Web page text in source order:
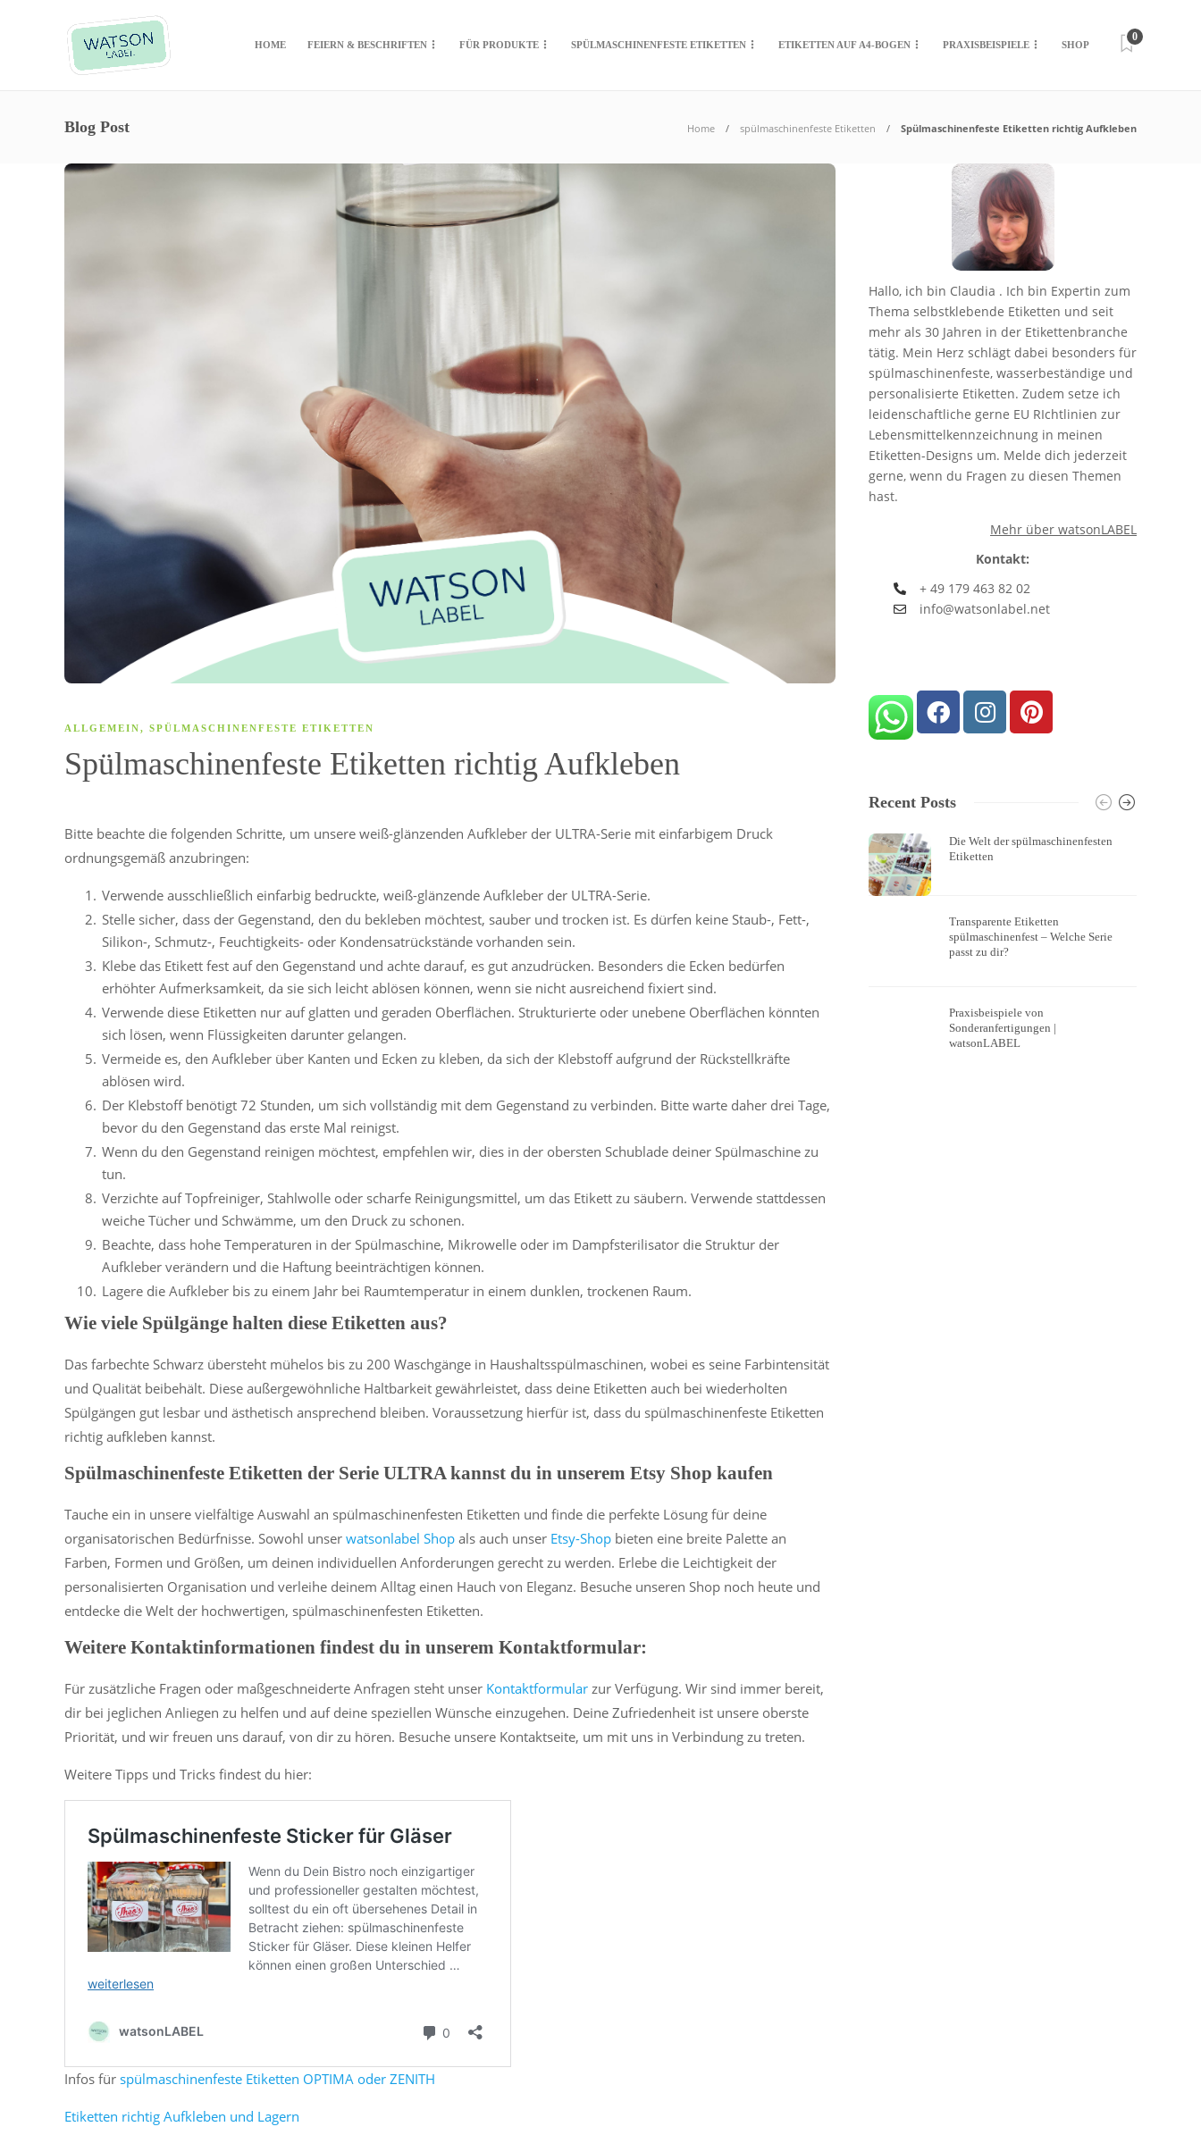
HOME FEIERN & BESCHRIFTEN FÜR PRODUKTE SPÜLMASCHINENFESTE ETIKETTEN ETIKETTEN AUF A4-BOGEN PRAXISBEISPIELE SHOP
0
Blog Post Home spülmaschinenfeste Etiketten Spülmaschinenfeste Etiketten richtig Aufkleben
ALLGEMEIN, SPÜLMASCHINENFESTE ETIKETTEN
Spülmaschinenfeste Etiketten richtig Aufkleben
Bitte beachte die folgenden Schritte, um unsere weiß-glänzenden Aufkleber der ULTRA-Serie mit einfarbigem Druck
ordnungsgemäß anzubringen:
Verwende ausschließlich einfarbig bedruckte, weiß-glänzende Aufkleber der ULTRA-Serie.
Stelle sicher, dass der Gegenstand, den du bekleben möchtest, sauber und trocken ist. Es dürfen keine Staub-, Fett-,
Silikon-, Schmutz-, Feuchtigkeits- oder Kondensatrückstände vorhanden sein.
Klebe das Etikett fest auf den Gegenstand und achte darauf, es gut anzudrücken. Besonders die Ecken bedürfen
erhöhter Aufmerksamkeit, da sie sich leicht ablösen können, wenn sie nicht ausreichend fixiert sind.
Verwende diese Etiketten nur auf glatten und geraden Oberflächen. Strukturierte oder unebene Oberflächen könnten
sich lösen, wenn Flüssigkeiten darunter gelangen.
Vermeide es, den Aufkleber über Kanten und Ecken zu kleben, da sich der Klebstoff aufgrund der Rückstellkräfte
ablösen wird.
Der Klebstoff benötigt 72 Stunden, um sich vollständig mit dem Gegenstand zu verbinden. Bitte warte daher drei Tage,
bevor du den Gegenstand das erste Mal reinigst.
Wenn du den Gegenstand reinigen möchtest, empfehlen wir, dies in der obersten Schublade deiner Spülmaschine zu
tun.
Verzichte auf Topfreiniger, Stahlwolle oder scharfe Reinigungsmittel, um das Etikett zu säubern. Verwende stattdessen
weiche Tücher und Schwämme, um den Druck zu schonen.
Beachte, dass hohe Temperaturen in der Spülmaschine, Mikrowelle oder im Dampfsterilisator die Struktur der
Aufkleber verändern und die Haftung beeinträchtigen können.
Lagere die Aufkleber bis zu einem Jahr bei Raumtemperatur in einem dunklen, trockenen Raum.
Wie viele Spülgänge halten diese Etiketten aus?
Das farbechte Schwarz übersteht mühelos bis zu 200 Waschgänge in Haushaltsspülmaschinen, wobei es seine Farbintensität
und Qualität beibehält. Diese außergewöhnliche Haltbarkeit gewährleistet, dass deine Etiketten auch bei wiederholten
Spülgängen gut lesbar und ästhetisch ansprechend bleiben. Voraussetzung hierfür ist, dass du spülmaschinenfeste Etiketten
richtig aufkleben kannst.
Spülmaschinenfeste Etiketten der Serie ULTRA kannst du in unserem Etsy Shop kaufen
Tauche ein in unsere vielfältige Auswahl an spülmaschinenfesten Etiketten und finde die perfekte Lösung für deine
organisatorischen Bedürfnisse. Sowohl unser watsonlabel Shop als auch unser Etsy-Shop bieten eine breite Palette an
Farben, Formen und Größen, um deinen individuellen Anforderungen gerecht zu werden. Erlebe die Leichtigkeit der
personalisierten Organisation und verleihe deinem Alltag einen Hauch von Eleganz. Besuche unseren Shop noch heute und
entdecke die Welt der hochwertigen, spülmaschinenfesten Etiketten.
Weitere Kontaktinformationen findest du in unserem Kontaktformular:
Für zusätzliche Fragen oder maßgeschneiderte Anfragen steht unser Kontaktformular zur Verfügung. Wir sind immer bereit,
dir bei jeglichen Anliegen zu helfen und auf deine speziellen Wünsche einzugehen. Deine Zufriedenheit ist unsere oberste
Priorität, und wir freuen uns darauf, von dir zu hören. Besuche unsere Kontaktseite, um mit uns in Verbindung zu treten.
Weitere Tipps und Tricks findest du hier:
Infos für spülmaschinenfeste Etiketten OPTIMA oder ZENITH
Etiketten richtig Aufkleben und Lagern
Hallo, ich bin Claudia . Ich bin Expertin zum
Thema selbstklebende Etiketten und seit
mehr als 30 Jahren in der Etikettenbranche
tätig. Mein Herz schlägt dabei besonders für
spülmaschinenfeste, wasserbeständige und
personalisierte Etiketten. Zudem setze ich
leidenschaftliche gerne EU RIchtlinien zur
Lebensmittelkennzeichnung in meinen
Etiketten-Designs um. Melde dich jederzeit
gerne, wenn du Fragen zu diesen Themen
hast.
Mehr über watsonLABEL
Kontakt:
+ 49 179 463 82 02
info@watsonlabel.net
Recent Posts
Die Welt der spülmaschinenfesten
Etiketten
Transparente Etiketten
spülmaschinenfest – Welche Serie
passt zu dir?
Praxisbeispiele von
Sonderanfertigungen |
watsonLABEL